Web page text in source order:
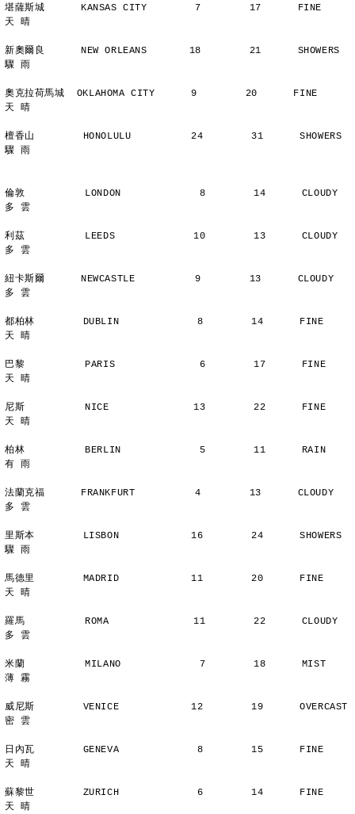
堪薩斯城      KANSAS CITY        7        17      FINE
天 晴
新奧爾良      NEW ORLEANS       18        21      SHOWERS
驟 雨
奧克拉荷馬城  OKLAHOMA CITY      9        20      FINE
天 晴
檀香山        HONOLULU          24        31      SHOWERS
驟 雨
倫敦          LONDON             8        14      CLOUDY
多 雲
利茲          LEEDS             10        13      CLOUDY
多 雲
紐卡斯爾      NEWCASTLE          9        13      CLOUDY
多 雲
都柏林        DUBLIN             8        14      FINE
天 晴
巴黎          PARIS              6        17      FINE
天 晴
尼斯          NICE              13        22      FINE
天 晴
柏林          BERLIN             5        11      RAIN
有 雨
法蘭克福      FRANKFURT          4        13      CLOUDY
多 雲
里斯本        LISBON            16        24      SHOWERS
驟 雨
馬德里        MADRID            11        20      FINE
天 晴
羅馬          ROMA              11        22      CLOUDY
多 雲
米蘭          MILANO             7        18      MIST
薄 霧
威尼斯        VENICE            12        19      OVERCAST
密 雲
日內瓦        GENEVA             8        15      FINE
天 晴
蘇黎世        ZURICH             6        14      FINE
天 晴